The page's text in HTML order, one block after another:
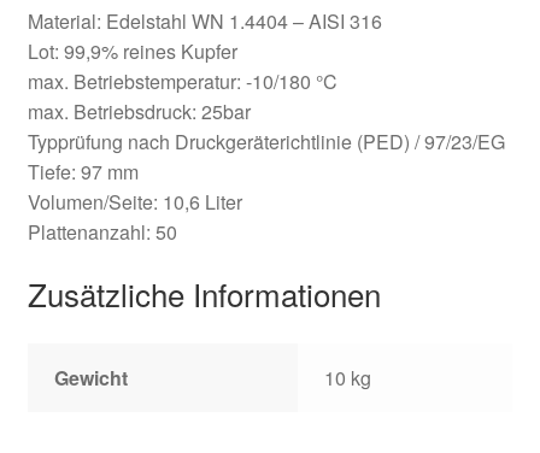
Material: Edelstahl WN 1.4404 – AISI 316
Lot: 99,9% reines Kupfer
max. Betriebstemperatur: -10/180 °C
max. Betriebsdruck: 25bar
Typprüfung nach Druckgeräterichtlinie (PED) / 97/23/EG
Tiefe: 97 mm
Volumen/Seite: 10,6 Liter
Plattenanzahl: 50
Zusätzliche Informationen
Gewicht 10 kg